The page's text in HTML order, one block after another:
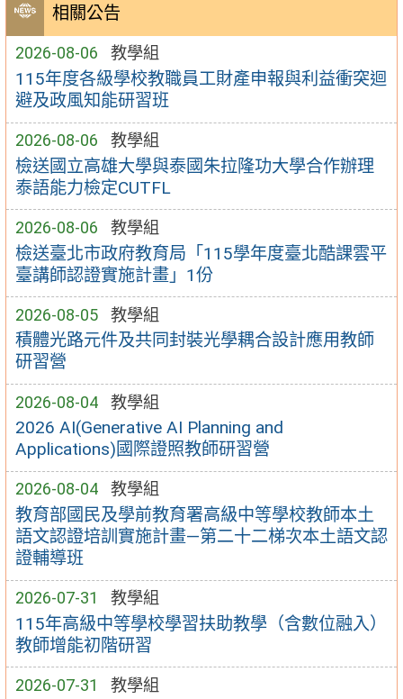
相關公告
2026-08-06 教學組
115年度各級學校教職員工財產申報與利益衝突迴
避及政風知能研習班
2026-08-06 教學組
檢送國立高雄大學與泰國朱拉隆功大學合作辦理
泰語能力檢定CUTFL
2026-08-06 教學組
檢送臺北市政府教育局「115學年度臺北酷課雲平
臺講師認證實施計畫」1份
2026-08-05 教學組
積體光路元件及共同封裝光學耦合設計應用教師
研習營
2026-08-04 教學組
2026 AI(Generative AI Planning and
Applications)國際證照教師研習營
2026-08-04 教學組
教育部國民及學前教育署高級中等學校教師本土
語文認證培訓實施計畫—第二十二梯次本土語文認
證輔導班
2026-07-31 教學組
115年高級中等學校學習扶助教學（含數位融入）
教師增能初階研習
2026-07-31 教學組